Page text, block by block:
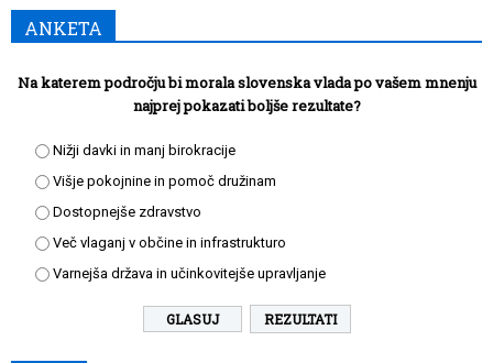
ANKETA
Na katerem področju bi morala slovenska vlada po vašem mnenju
najprej pokazati boljše rezultate?
Nižji davki in manj birokracije
Višje pokojnine in pomoč družinam
Dostopnejše zdravstvo
Več vlaganj v občine in infrastrukturo
Varnejša država in učinkovitejše upravljanje
REZULTATI